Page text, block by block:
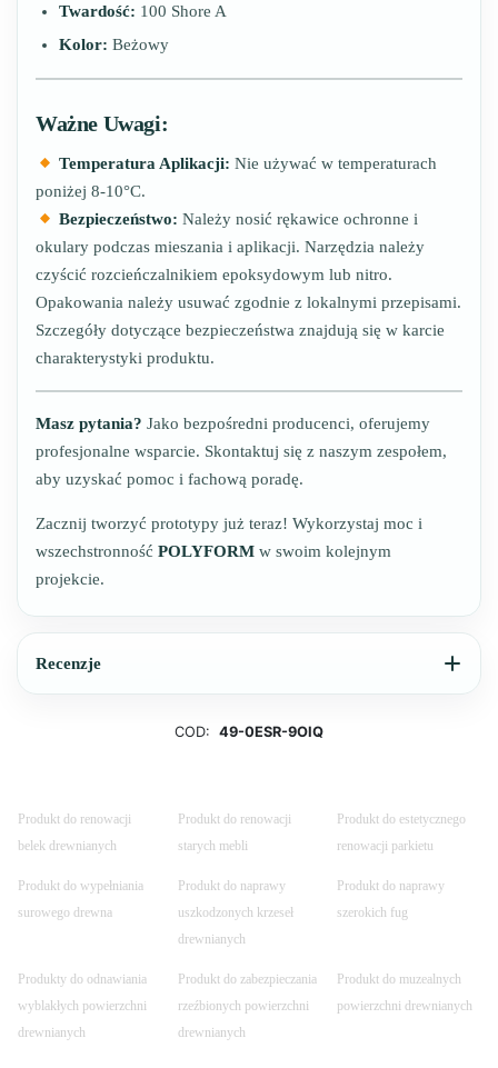
Twardość: 100 Shore A
Kolor: Beżowy
Ważne Uwagi:
Temperatura Aplikacji: Nie używać w temperaturach
poniżej 8-10°C.
Bezpieczeństwo: Należy nosić rękawice ochronne i
okulary podczas mieszania i aplikacji. Narzędzia należy
czyścić rozcieńczalnikiem epoksydowym lub nitro.
Opakowania należy usuwać zgodnie z lokalnymi przepisami.
Szczegóły dotyczące bezpieczeństwa znajdują się w karcie
charakterystyki produktu.
Masz pytania? Jako bezpośredni producenci, oferujemy
profesjonalne wsparcie. Skontaktuj się z naszym zespołem,
aby uzyskać pomoc i fachową poradę.
Zacznij tworzyć prototypy już teraz! Wykorzystaj moc i
wszechstronność POLYFORM w swoim kolejnym
projekcie.
Recenzje
COD: 49-0ESR-9OIQ
Produkt do renowacji
belek drewnianych
Produkt do renowacji
starych mebli
Produkt do estetycznego
renowacji parkietu
Produkt do wypełniania
surowego drewna
Produkt do naprawy
uszkodzonych krzeseł
drewnianych
Produkt do naprawy
szerokich fug
Produkty do odnawiania
wyblakłych powierzchni
drewnianych
Produkt do zabezpieczania
rzeźbionych powierzchni
drewnianych
Produkt do muzealnych
powierzchni drewnianych